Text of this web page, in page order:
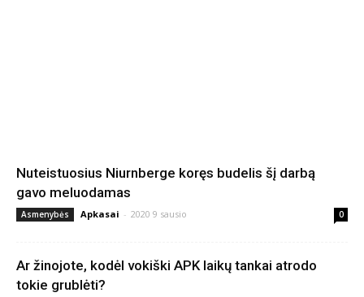
Nuteistuosius Niurnberge koręs budelis šį darbą
gavo meluodamas
Asmenybės Apkasai - 2020 9 sausio 0
Ar žinojote, kodėl vokiški APK laikų tankai atrodo
tokie grublėti?